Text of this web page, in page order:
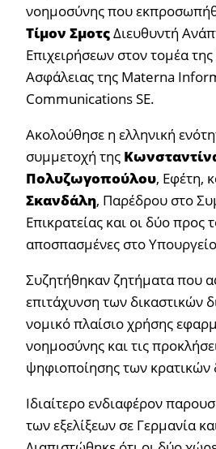
νοημοσύνης που
Τίμον ΣμοτςΔιευθυντή
Επιχειρήσεων στον τομέα
Ασφάλειας της Materna
Communications SE.
Ακολούθησε η ελληνική
συμμετοχή της
Πολυζωγοπούλου, Εφέτη,
Σκανδάλη, Παρέδρου στο
Επικρατείας και οι δύο προς
αποσπασμένες στο
Συζητήθηκαν ζητήματα που
επιτάχυνση των δικαστικών
νομικό πλαίσιο χρήσης
νοημοσύνης και τις
ψηφιοποίησης των
Ιδιαίτερο ενδιαφέρον
των εξελίξεων σε Γερμανία